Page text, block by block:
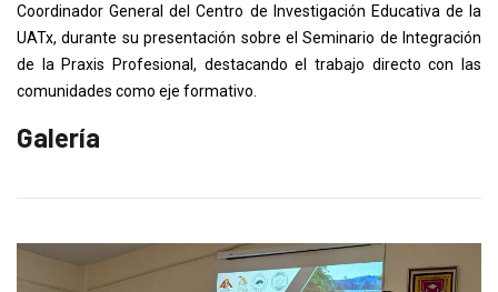
Coordinador General del Centro de Investigación Educativa de la
UATx, durante su presentación sobre el Seminario de Integración
de la Praxis Profesional, destacando el trabajo directo con las
comunidades como eje formativo.
Galería